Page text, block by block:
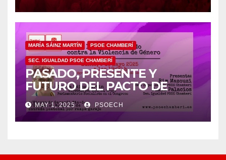
MARÍA SÁINZ MARTÍN PSOE CHAMBERÍ
SEC. IGUALDAD PSOE CHAMBERÍ
PASADO, PRESENTE Y
FUTURO DEL PACTO DE
ESTADO EN MATERIA DE
VIOLENCIA DE GÉNERO
MAY 1, 2025 PSOECH